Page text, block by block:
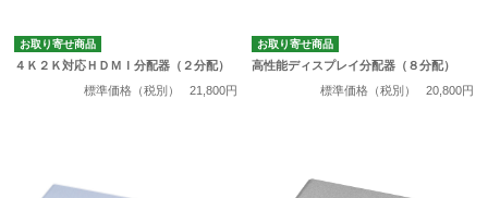
お取り寄せ商品
４Ｋ２Ｋ対応ＨＤＭＩ分配器（２分配）
標準価格（税別）
21,800円
お取り寄せ商品
高性能ディスプレイ分配器（８分配）
標準価格（税別）
20,800円